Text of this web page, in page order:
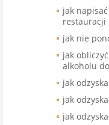
jak
restauracji
jak nie
jak
alkoholu
jak
jak
jak